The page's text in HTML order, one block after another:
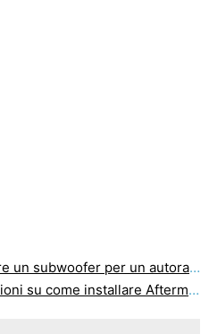
per un autoradio senza un Amplificatore
come installare Aftermarket autoradio